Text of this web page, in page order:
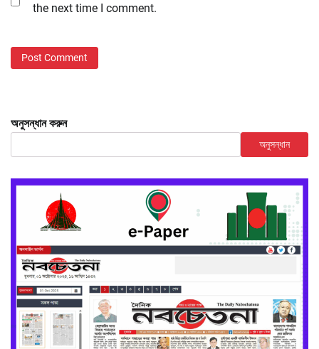
the next time I comment.
অনুসন্ধান করুন
অনুসন্ধান